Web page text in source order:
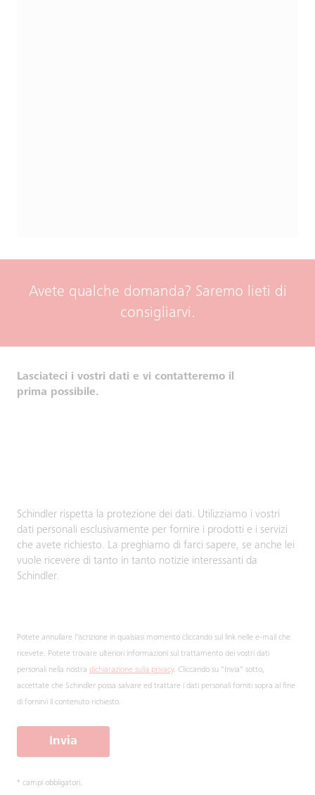
Avete qualche domanda? Saremo lieti di
consigliarvi.
Lasciateci i vostri dati e vi contatteremo il
prima possibile.
Schindler rispetta la protezione dei dati. Utilizziamo i vostri
dati personali esclusivamente per fornire i prodotti e i servizi
che avete richiesto. La preghiamo di farci sapere, se anche lei
vuole ricevere di tanto in tanto notizie interessanti da
Schindler.
Potete annullare l'iscrizione in qualsiasi momento cliccando sul link nelle e-mail che
ricevete. Potete trovare ulteriori informazioni sul trattamento dei vostri dati
personali nella nostra dichiarazione sulla privacy. Cliccando su "Invia" sotto,
accettate che Schindler possa salvare ed trattare i dati personali forniti sopra al fine
di fornirvi il contenuto richiesto.
Invia
* campi obbligatori.